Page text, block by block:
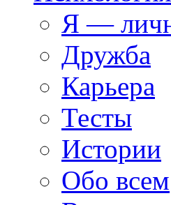
Я —
Дружба
Карьера
Тесты
Истории
Обо всем